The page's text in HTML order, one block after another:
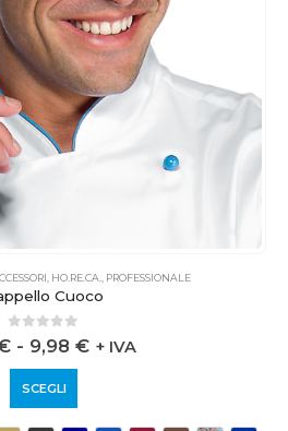
, HO.RE.CA., PROFESSIONALE
Cuoco
0 out of 5
- 9,98 € + IVA
SCEGLI